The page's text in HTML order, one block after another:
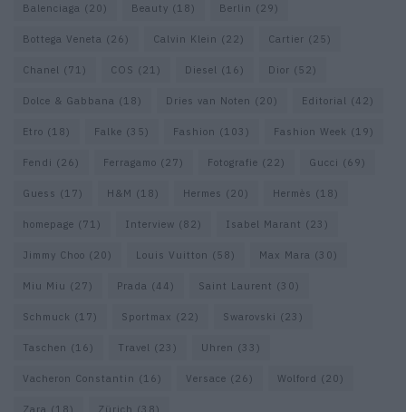
Balenciaga (20) Beauty (18) Berlin (29)
Bottega Veneta (26) Calvin Klein (22) Cartier (25)
Chanel (71) COS (21) Diesel (16) Dior (52)
Dolce & Gabbana (18) Dries van Noten (20) Editorial (42)
Etro (18) Falke (35) Fashion (103) Fashion Week (19)
Fendi (26) Ferragamo (27) Fotografie (22) Gucci (69)
Guess (17) H&M (18) Hermes (20) Hermès (18)
homepage (71) Interview (82) Isabel Marant (23)
Jimmy Choo (20) Louis Vuitton (58) Max Mara (30)
Miu Miu (27) Prada (44) Saint Laurent (30)
Schmuck (17) Sportmax (22) Swarovski (23)
Taschen (16) Travel (23) Uhren (33)
Vacheron Constantin (16) Versace (26) Wolford (20)
Zara (18) Zürich (38)